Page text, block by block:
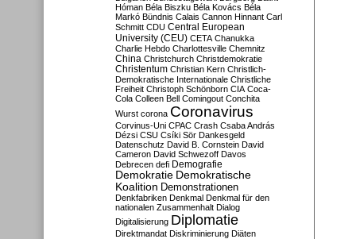
Hóman Béla Biszku Béla Kovács Béla
Markó Bündnis Calais Cannon Hinnant Carl
Schmitt CDU Central European
University (CEU) CETA Chanukka
Charlie Hebdo Charlottesville Chemnitz
China Christchurch Christdemokratie
Christentum Christian Kern Christlich-
Demokratische Internationale Christliche
Freiheit Christoph Schönborn CIA Coca-
Cola Colleen Bell Comingout Conchita
Wurst corona Coronavirus
Corvinus-Uni CPAC Crash Csaba András
Dézsi CSU Csíki Sör Dankesgeld
Datenschutz David B. Cornstein David
Cameron David Schwezoff Davos
Debrecen defi Demografie
Demokratie Demokratische
Koalition Demonstrationen
Denkfabriken Denkmal Denkmal für den
nationalen Zusammenhalt Dialog
Digitalisierung Diplomatie
Direktmandat Diskriminierung Diäten